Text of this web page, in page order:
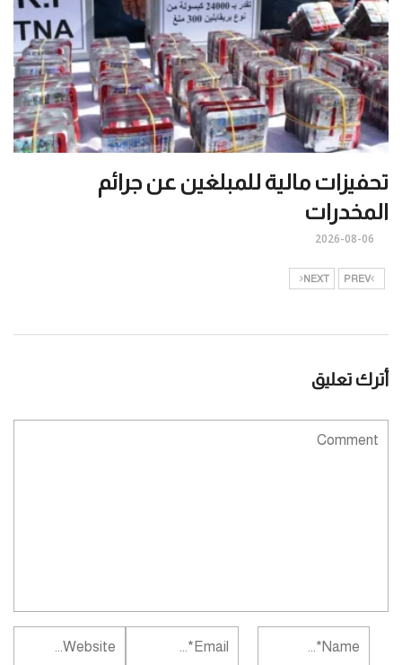
تحفيزات مالية للمبلغين عن جرائم
المخدرات
2026-08-06
PREV
NEXT
أترك تعليق